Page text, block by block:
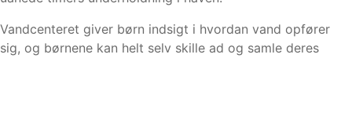
Vandcenteret giver børn indsigt i hvordan vand opfører
sig, og børnene kan helt selv skille ad og samle deres